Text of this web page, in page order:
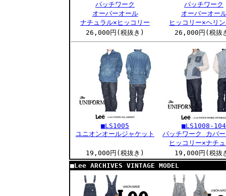
パッチワーク
オーバーオール
ナチュラル×ヒッコリー
パッチワーク
オーバーオー
ヒッコリー×ヘリ
26,000円(税抜き)
26,000円(税抜
■LS1005
ユニオンオールジャケット
■LS1008-104
パッチワーク カバ
ヒッコリー×ナチ
19,000円(税抜き)
19,000円(税抜
■Lee ARCHIVES VINTAGE MODEL